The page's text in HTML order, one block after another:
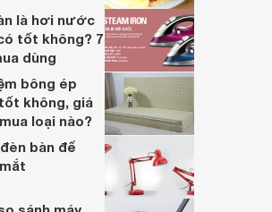
Cáp điện lực 3 lõi CXV-3R-600V
CADIVI CV CXV-3×22
Giá từ 269.610 đ
là hơi nước
tốt không? 7
dùng
bông ép
không, giá
loại nào?
bàn để